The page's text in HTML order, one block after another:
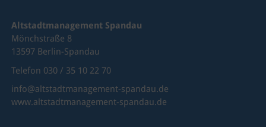
Altstadtmanagement Spandau
Mönchstraße 8
13597 Berlin-Spandau
Telefon 030 / 35 10 22 70
info@altstadtmanagement-spandau.de
www.altstadtmanagement-spandau.de